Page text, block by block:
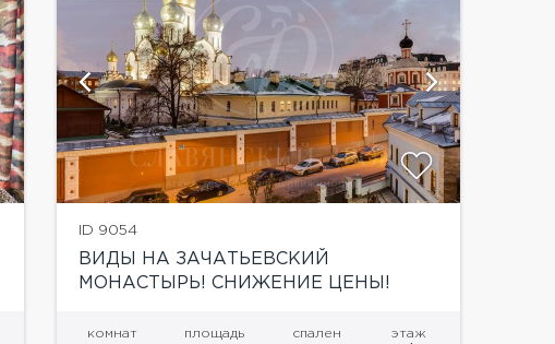
ID 9054
ВИДЫ НА ЗАЧАТЬЕВСКИЙ
МОНАСТЫРЬ! СНИЖЕНИЕ ЦЕНЫ!
комнат площадь спален этаж